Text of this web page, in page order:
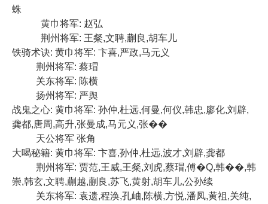
蛛
黄巾将军: 赵弘
荆州将军: 王粲,文聘,蒯良,胡车儿
铁骑术诀: 黄巾将军: 卞喜,严政,马元义
荆州将军: 蔡瑁
关东将军: 陈横
扬州将军: 严舆
战鬼之心: 黄巾将军: 孙仲,杜远,何曼,何仪,韩忠,廖化,刘辟,
龚都,唐周,高升,张曼成,马元义,张��
天公将军 张角
大喝秘籍: 黄巾将军: 卞喜,孙仲,杜远,波才,刘辟,龚都
荆州将军: 贾范,王威,王粲,刘虎,蔡瑁,傅�Q,韩��,韩
崇,韩玄,文聘,蒯越,蒯良,苏飞,黄射,胡车儿,公孙续
关东将军: 袁遗,程涣,孔岫,陈横,方悦,潘凤,黄祖,关纯,